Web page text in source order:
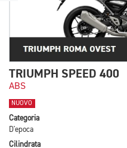
TRIUMPH SPEED 400
ABS
NUOVO
Categoria
D'epoca
Cilindrata